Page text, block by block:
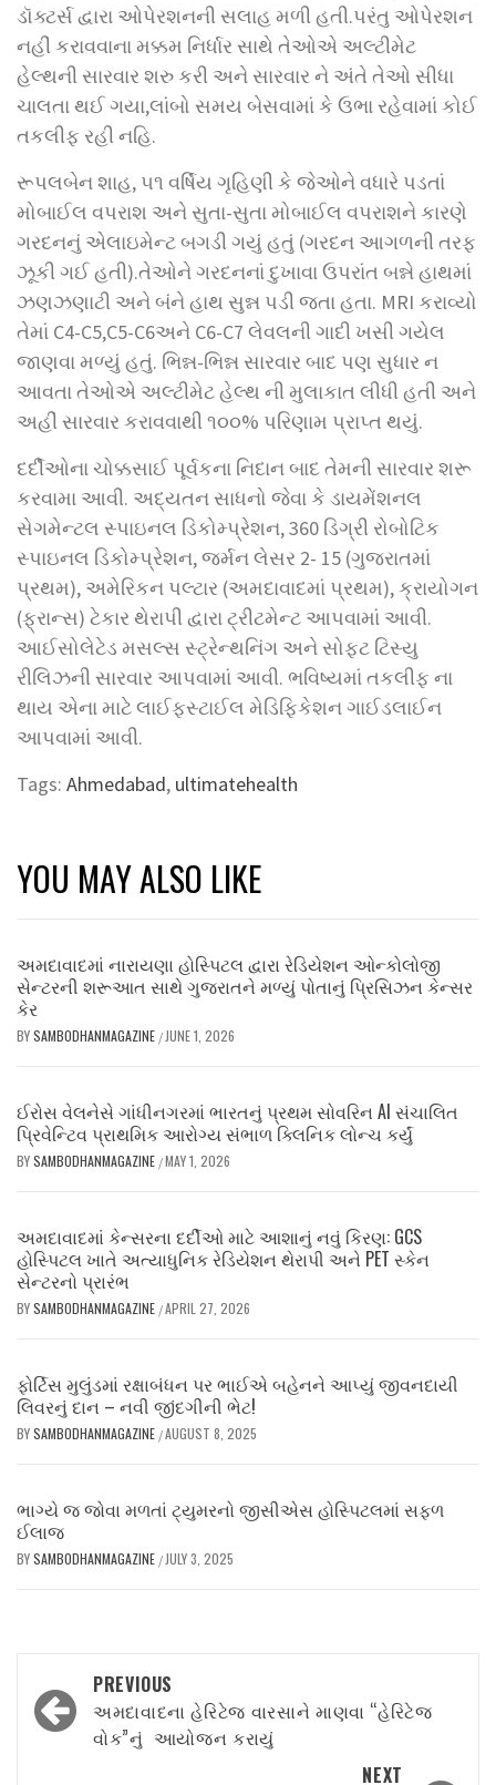
ડૉક્ટર્સ દ્વારા ઓપેરશનની સલાહ મળી હતી.પરંતુ ઓપેરશન
નહીં કરાવવાના મક્કમ નિર્ધાર સાથે તેઓએ અલ્ટીમેટ
હેલ્થની સારવાર શરુ કરી અને સારવાર ને અંતે તેઓ સીધા
ચાલતા થઈ ગયા,લાંબો સમય બેસવામાં કે ઉભા રહેવામાં કોઈ
તકલીફ રહી નહિ.
રૂપલબેન શાહ, ૫૧ વર્ષિય ગૃહિણી કે જેઓને વધારે પડતાં
મોબાઈલ વપરાશ અને સુતા-સુતા મોબાઈલ વપરાશને કારણે
ગરદનનું એલાઇમેન્ટ બગડી ગયું હતું (ગરદન આગળની તરફ
ઝૂકી ગઈ હતી).તેઓને ગરદનનાં દુખાવા ઉપરાંત બન્ને હાથમાં
ઝણઝણાટી અને બંને હાથ સુન્ન પડી જતા હતા. MRI કરાવ્યો
તેમાં C4-C5,C5-C6અને C6-C7 લેવલની ગાદી ખસી ગયેલ
જાણવા મળ્યું હતું. ભિન્ન-ભિન્ન સારવાર બાદ પણ સુધાર ન
આવતા તેઓએ અલ્ટીમેટ હેલ્થ ની મુલાકાત લીધી હતી અને
અહીં સારવાર કરાવવાથી ૧૦૦% પરિણામ પ્રાપ્ત થયું.
દર્દીઓના ચોક્કસાઈ પૂર્વકના નિદાન બાદ તેમની સારવાર શરૂ
કરવામા આવી. અદ્યતન સાધનો જેવા કે ડાયમેંશનલ
સેગમેન્ટલ સ્પાઇનલ ડિકોમ્પ્રેશન, 360 ડિગ્રી રોબોટિક
સ્પાઇનલ ડિકોમ્પ્રેશન, જર્મન લેસર 2- 15 (ગુજરાતમાં
પ્રથમ), અમેરિકન પલ્ટાર (અમદાવાદમાં પ્રથમ), ક્રાયોગન
(ફ્રાન્સ) ટેકાર થેરાપી દ્વારા ટ્રીટમેન્ટ આપવામાં આવી.
આઈસોલેટેડ મસલ્સ સ્ટ્રેન્થનિંગ અને સોફ્ટ ટિસ્યુ
રીલિઝની સારવાર આપવામાં આવી. ભવિષ્યમાં તકલીફ ના
થાય એના માટે લાઈફસ્ટાઈલ મેડિફિકેશન ગાઈડલાઈન
આપવામાં આવી.
Tags: Ahmedabad, ultimatehealth
YOU MAY ALSO LIKE
અમદાવાદમાં નારાયણા હોસ્પિટલ દ્વારા રેડિયેશન ઓન્કોલોજી
સેન્ટરની શરૂઆત સાથે ગુજરાતને મળ્યું પોતાનું પ્રિસિઝન કેન્સર
કેર
BYSAMBODHANMAGAZINE / JUNE 1, 2026
ઈરોસ વેલનેસે ગાંધીનગરમાં ભારતનું પ્રથમ સોવરિન AI સંચાલિત
પ્રિવેન્ટિવ પ્રાથમિક આરોગ્ય સંભાળ ક્લિનિક લોન્ચ કર્યું
BYSAMBODHANMAGAZINE /MAY 1, 2026
અમદાવાદમાં કેન્સરના દર્દીઓ માટે આશાનું નવું કિરણ: GCS
હોસ્પિટલ ખાતે અત્યાધુનિક રેડિયેશન થેરાપી અને PET સ્કેન
સેન્ટરનો પ્રારંભ
BYSAMBODHANMAGAZINE /APRIL 27, 2026
ફોર્ટિસ મુલુંડમાં રક્ષાબંધન પર ભાઈએ બહેનને આપ્યું જીવનદાયી
લિવરનું દાન – નવી જીંદગીની ભેટ!
BYSAMBODHANMAGAZINE /AUGUST 8, 2025
ભાગ્યે જ જોવા મળતાં ટ્યુમરનો જીસીએસ હોસ્પિટલમાં સફળ
ઈલાજ
BYSAMBODHANMAGAZINE / JULY 3, 2025
Post
navigation
PREVIOUS
અમદાવાદના હેરિટેજ વારસાને માણવા “હેરિટેજ
વોક”નું આયોજન કરાયું
NEXT